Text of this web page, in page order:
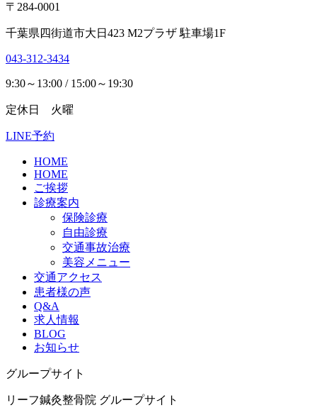
〒284-0001
千葉県四街道市大日423 M2プラザ 駐車場1F
043-312-3434
9:30～13:00 / 15:00～19:30
定休日 火曜
LINE予約
HOME
HOME
ご挨拶
診療案内
保険診療
自由診療
交通事故治療
美容メニュー
交通アクセス
患者様の声
Q&A
求人情報
BLOG
お知らせ
グループサイト
リーフ鍼灸整骨院 グループサイト